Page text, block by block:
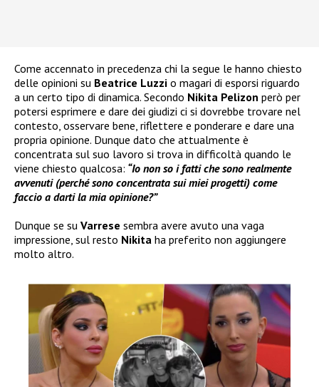
Come accennato in precedenza chi la segue le hanno chiesto
delle opinioni su Beatrice Luzzi o magari di esporsi riguardo
a un certo tipo di dinamica. Secondo Nikita Pelizon però per
potersi esprimere e dare dei giudizi ci si dovrebbe trovare nel
contesto, osservare bene, riflettere e ponderare e dare una
propria opinione. Dunque dato che attualmente è
concentrata sul suo lavoro si trova in difficoltà quando le
viene chiesto qualcosa: “Io non so i fatti che sono realmente
avvenuti (perché sono concentrata sui miei progetti) come
faccio a darti la mia opinione?”
Dunque se su Varrese sembra avere avuto una vaga
impressione, sul resto Nikita ha preferito non aggiungere
molto altro.